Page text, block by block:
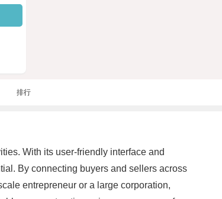
排行
With its user-friendly interface and
By connecting buyers and sellers across
entrepreneur or a large corporation,